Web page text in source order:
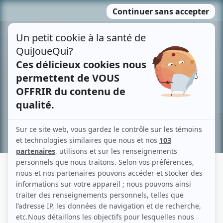
MENU
contenu
Recherche avancée »
JOSEPH GALLACCIO
Liens
Fiche de Joseph Gallaccio sur Showbizz.net